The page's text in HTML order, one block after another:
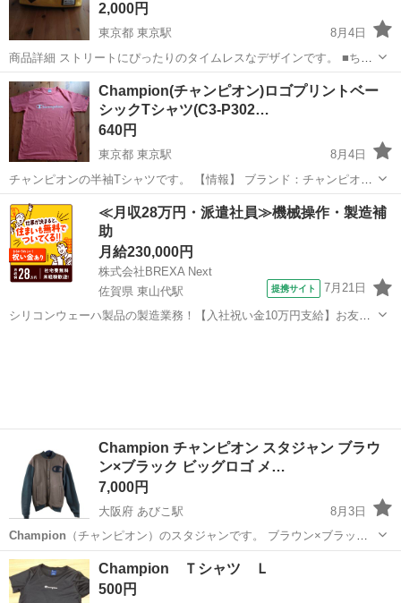
2,000円
東京都 東京駅
8月4日
商品詳細 ストリートにぴったりのタイムレスなデザインです。 ■ちょ
っとしたお出かけに大活躍する定番アイテムです。 ■２つの大きさの
異なるポケットがついており、小物をしっかり収納できます。
size・・・32×14×10c...
東京 渋谷区
Champion(チャンピオン)ロゴプリントベー
シックTシャツ(C3-P302…
640円
東京都 東京駅
8月4日
チャンピオンの半袖Tシャツです。 【情報】 ブランド：チャンピオン
サイズ：L :着丈70 肩幅46 身幅52 そで丈21 カラー：ピンク 素材：綿
100％ 型番：C3-P302 【状態】 目立つダメージはなく、全体的に...
東京 渋谷区 東京駅 Tシャツ チャンピオン
≪月収28万円・派遣社員≫機械操作・製造補
助
月給230,000円
株式会社BREXA Next
佐賀県 東山代駅
提携サイト 7月21日
シリコンウェーハ製品の製造業務！【入社祝い金10万円支給】お友達
Champion チャンピオン スタジャン ブラウ
ン×ブラック ビッグロゴ メ…
7,000円
大阪府 あびこ駅
8月3日
Champion （チャンピオン）のスタジャンです。 ブラウン×ブラック
の落ち着いたカラーで、胸元の大きなChampionロゴがアクセントに
なっています。 古着ですが、目立つ汚れや破れはなく、まだまだ着用
いただける状態です...
大阪 大阪市
Champion Ｔシャツ Ｌ
500円